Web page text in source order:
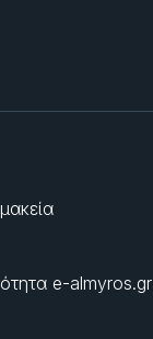
e-almyros.gr